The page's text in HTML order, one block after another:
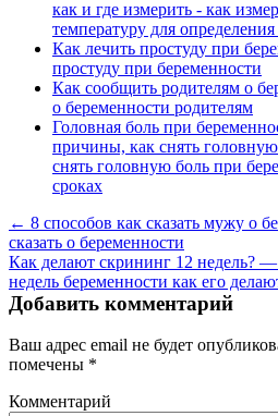
как и где измерить - как
температуру для
Как лечить простуду при
простуду при беременности
Как сообщить родителям о
о беременности родителям
Головная боль при
причины, как снять
снять головную боль при
сроках
← 8 способов как сказать мужу о
сказать о беременности
Как делают скрининг 12 недель? —
недель беременности как его
Добавить комментарий
Ваш адрес email не будет
помечены *
Комментарий